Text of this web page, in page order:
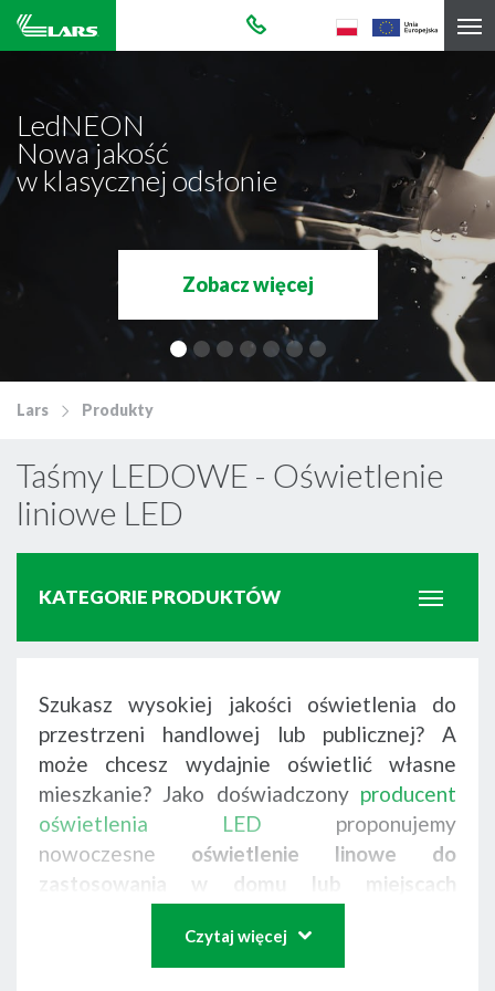
LedNEON
Nowa jakość
w klasycznej odsłonie
Zobacz więcej
Lars Produkty
Taśmy LEDOWE - Oświetlenie
liniowe LED
KATEGORIE PRODUKTÓW
Lampy UV-C
Profile uniwersalne LED
Oświetlenie liniowe
Szukasz wysokiej jakości oświetlenia do
przestrzeni handlowej lub publicznej? A
może chcesz wydajnie oświetlić własne
mieszkanie? Jako doświadczony producent
oświetlenia LED proponujemy
nowoczesne oświetlenie linowe do
zastosowania w domu lub miejscach
ważnym elementem składowym
architektury. Dzięki rozwojowi technologii
Czytaj więcej